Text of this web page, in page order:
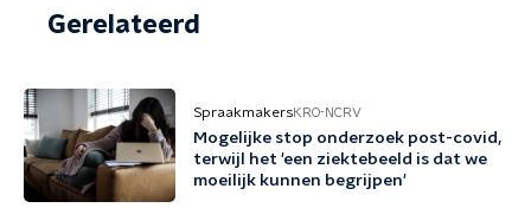
Gerelateerd
SpraakmakersKRO-NCRV
Mogelijke stop onderzoek post-covid,
terwijl het 'een ziektebeeld is dat we
moeilijk kunnen begrijpen'